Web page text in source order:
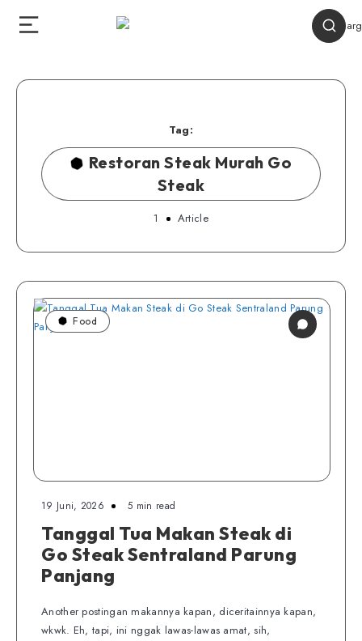
Tag:
Restoran Steak Murah Go
Steak
1 Article
Food
19 Juni, 2026 5 min read
Tanggal Tua Makan Steak di
Go Steak Sentraland Parung
Panjang
Another postingan makannya kapan, diceritainnya kapan,
wkwk. Eh, tapi, ini nggak lawas-lawas amat, sih,